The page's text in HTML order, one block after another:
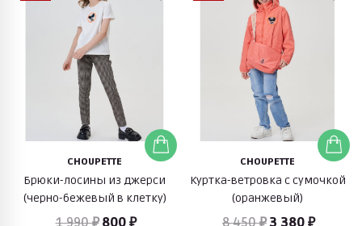
CHOUPETTE
Брюки-лосины из джерси
(черно-бежевый в клетку)
1 990 ₽ 800 ₽
CHOUPETTE
Куртка-ветровка с сумочкой
(оранжевый)
8 450 ₽3 380 ₽